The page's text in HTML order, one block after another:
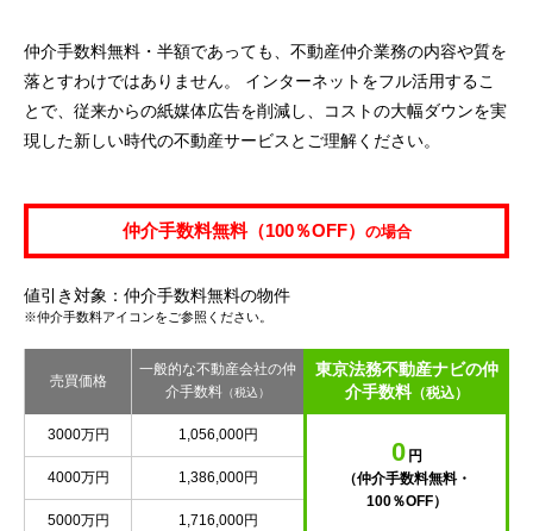
仲介手数料無料・半額であっても、不動産仲介業務の内容や質を
落とすわけではありません。 インターネットをフル活用するこ
とで、従来からの紙媒体広告を削減し、コストの大幅ダウンを実
現した新しい時代の不動産サービスとご理解ください。
仲介手数料無料（100％OFF） の場合
値引き対象：仲介手数料無料の物件
※仲介手数料アイコンをご参照ください。
売買価格
一般的な不動産会社の仲
介手数料 （税込）
東京法務不動産ナビの仲
介手数料（税込）
3000万円 1,056,000円
0 円
（仲介手数料無料・
100％OFF）
4000万円 1,386,000円
5000万円 1,716,000円